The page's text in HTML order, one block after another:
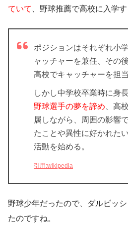
ていて
、野球推薦で高校に入学
ポジションはそれぞれ小
ャッチャーを兼任、その
高校でキャッチャーを担当
しかし中学校卒業時に身
野球選手の夢を諦め 、高
属しながら、周囲の影響
たことや異性に好かれた
活動を始める。
引用:wikipedia
野球少年だったので、ダルビッ
たのですね。